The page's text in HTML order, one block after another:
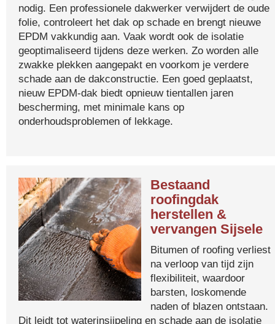
nodig. Een professionele dakwerker verwijdert de oude
folie, controleert het dak op schade en brengt nieuwe
EPDM vakkundig aan. Vaak wordt ook de isolatie
geoptimaliseerd tijdens deze werken. Zo worden alle
zwakke plekken aangepakt en voorkom je verdere
schade aan de dakconstructie. Een goed geplaatst,
nieuw EPDM-dak biedt opnieuw tientallen jaren
bescherming, met minimale kans op
onderhoudsproblemen of lekkage.
Bestaand
roofingdak
herstellen &
vervangen Sijsele
Bitumen of roofing verliest
na verloop van tijd zijn
flexibiliteit, waardoor
barsten, loskomende
naden of blazen ontstaan.
Dit leidt tot waterinsijpeling en schade aan de isolatie